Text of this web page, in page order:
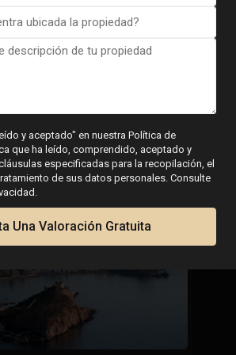
para comprar
y aceptado" en nuestra Política de
que ha leído, comprendido, aceptado y
especificadas para la recopilación, el
de sus datos personales. Consulte
Una Valoración Gratuita